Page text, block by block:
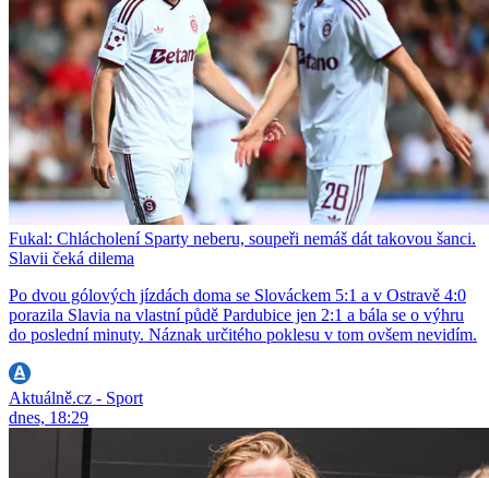
Fukal: Chlácholení Sparty neberu, soupeři nemáš dát takovou šanci.
Slavii čeká dilema
Po dvou gólových jízdách doma se Slováckem 5:1 a v Ostravě 4:0
porazila Slavia na vlastní půdě Pardubice jen 2:1 a bála se o výhru
do poslední minuty. Náznak určitého poklesu v tom ovšem nevidím.
Aktuálně.cz - Sport
dnes, 18:29